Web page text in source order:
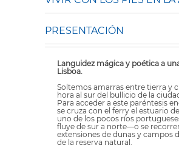
PRESENTACIÓN
Languidez mágica y poética a
Lisboa.
Soltemos amarras entre tierra y
hora al sur del bullicio de la
Para acceder a este paréntesis
se cruza con el ferry el estuario
uno de los pocos ríos
fluye de sur a norte—o se
extensiones de dunas y campos
de la reserva natural.